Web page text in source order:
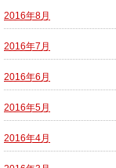
2016年8月
2016年7月
2016年6月
2016年5月
2016年4月